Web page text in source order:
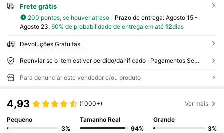
Frete grátis
200 pontos, se houver atraso Prazo de entrega: Agosto 15 -
Agosto 23, 60% de probabilidade de entrega em até 12dias
Devoluções Gratuitas
Reenviar se o item estiver perdido/danificado · Pagamentos Seguros · Proteção de privacidade
Para denunciar este vendedor e/ou produto
4,93 (1000+) Ver mais
Pequeno
3%
Tamanho Real
94%
Grande
3%